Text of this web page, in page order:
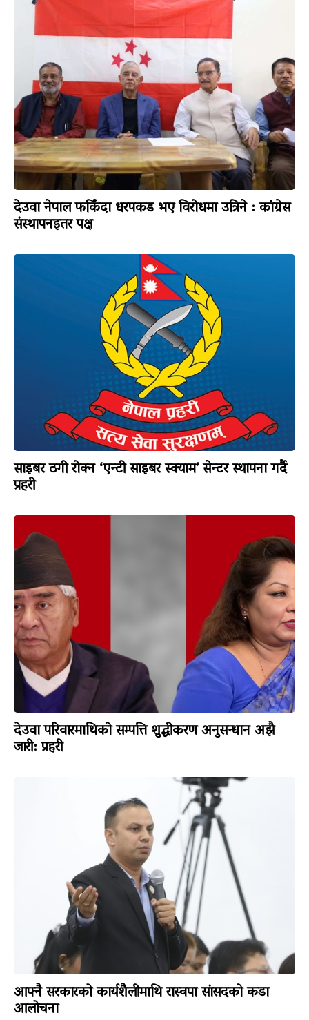
देउवा नेपाल फर्किंदा धरपकड भए विरोधमा उत्रिने : कांग्रेस
संस्थापनइतर पक्ष
साइबर ठगी रोक्न ‘एन्टी साइबर स्क्याम’ सेन्टर स्थापना गर्दै
प्रहरी
देउवा परिवारमाथिको सम्पत्ति शुद्धीकरण अनुसन्धान अझै
जारी: प्रहरी
आफ्नै सरकारको कार्यशैलीमाथि रास्वपा सांसदको कडा
आलोचना